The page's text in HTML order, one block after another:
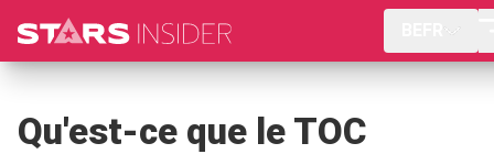
Qu'est-ce que le TOC